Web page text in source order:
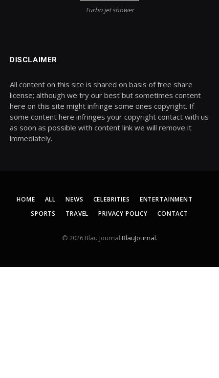
Turbo jet shower
DISCLAIMER
All content on this site is shared on basis of free share
license; although we try our best but sometimes content
here on this site might infringe some ones copyright. If
some content here infringes your copyright contact with us
as soon as possible with content link we will remove it
immediately.
HOME ALL NEWS CELEBRITIES
ENTERTAINMENT
SPORTS
TRAVEL PRIVACY POLICY CONTACT
© 2026 Blau Journal BlauJournal.